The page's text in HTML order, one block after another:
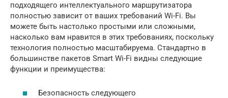
подходящего интеллектуального маршрутизатора
полностью зависит от ваших требований Wi-Fi. Вы
можете быть настолько простыми или сложными,
насколько вам нравится в этих требованиях, поскольку
технология полностью масштабируема. Стандартно в
большинстве пакетов Smart Wi-Fi видны следующие
функции и преимущества:
Безопасность следующего